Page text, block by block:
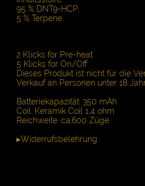
95 % DNT9-HCP,
5 % Terpene.
2 Klicks for Pre-heat
5 Klicks for On/Off
Dieses Produkt ist nicht für die
Verkauf an Personen unter 18
Batteriekapazität: 350 mAh
Coil: Keramik Coil 1,4 ohm
Reichweite: ca.600 Züge
▸Widerrufsbelehrung